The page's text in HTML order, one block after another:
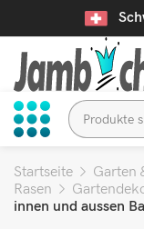
Startseite Garten
Rasen
innen und aussen